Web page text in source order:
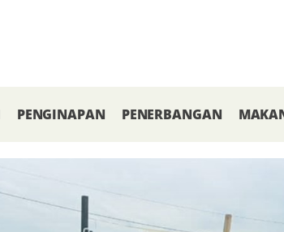
PENGINAPAN PENERBANGAN